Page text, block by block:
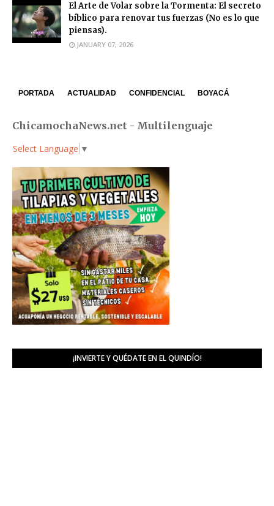
El Arte de Volar sobre la Tormenta: El secreto
bíblico para renovar tus fuerzas (No es lo que
piensas).
JANUARY 07, 2026
PORTADA ACTUALIDAD CONFIDENCIAL BOYACÁ
ChicamochaNews.net - Multilenguaje
Select Language ▼
¡INVIERTE Y QUÉDATE EN EL QUINDÍO!